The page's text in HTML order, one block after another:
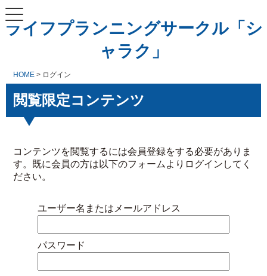
ライフプランニングサークル「シ
ャラク」
HOME > ログイン
閲覧限定コンテンツ
コンテンツを閲覧するには会員登録をする必要がありま
す。既に会員の方は以下のフォームよりログインしてく
ださい。
ユーザー名またはメールアドレス
パスワード